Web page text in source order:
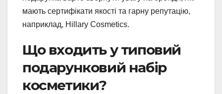
мають сертифікати якості та гарну репутацію,
наприклад, Hillary Cosmetics.
Що входить у типовий
подарунковий набір
косметики?